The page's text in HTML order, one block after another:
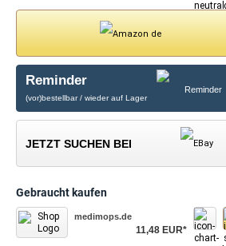
Reminder
(vor)bestellbar / wieder auf Lager
JETZT SUCHEN BEI
Gebraucht kaufen
medimops.de
11,48 EUR*